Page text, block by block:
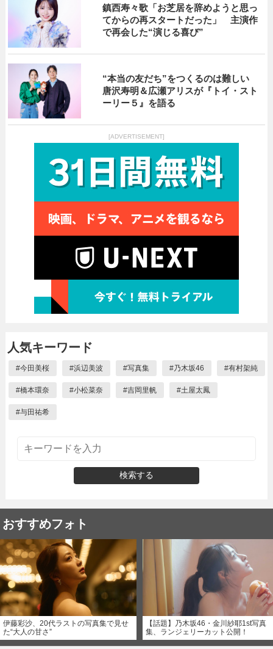
鎮西寿々歌「お芝居を辞めようと思っ
てからの再スタートだった」 主演作
で再会した“演じる喜び”
“本当の友だち”をつくるのは難しい
唐沢寿明＆広瀬アリスが『トイ・スト
ーリー５』を語る
[ADVERTISEMENT]
人気キーワード
#今田美桜 #浜辺美波 #写真集 #乃木坂46 #有村架純
#橋本環奈 #小松菜奈 #吉岡里帆 #土屋太鳳
#与田祐希
検索する
おすすめフォト
伊藤彩沙、20代ラストの写真集で見せ
た“大人の甘さ”
【話題】乃木坂46・金川紗耶1st写真
集、ランジェリーカット公開！